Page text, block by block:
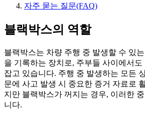
자주 묻는 질문(FAQ)
블랙박스의 역할
블랙박스는 차량 주행 중 발생할 수 있
을 기록하는 장치로, 주부들 사이에서도
잡고 있습니다. 주행 중 발생하는 모든
문에 사고 발생 시 중요한 증거 자료로
지만 블랙박스가 꺼지는 경우, 이러한
니다.